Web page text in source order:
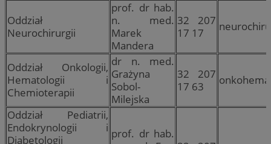
Oddział
Neurochirurgii
prof. dr hab.
n. med.
Marek
Mandera
32 207
17 17
Oddział Onkologii,
Hematologii i
Chemioterapii
dr n. med.
Grażyna
Sobol-
Milejska
32 207
17 63
Oddział Pediatrii,
Endokrynologii i
Diabetologii
prof. dr hab.